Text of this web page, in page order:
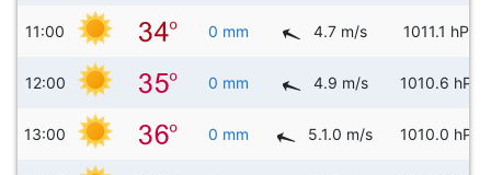
11:00 0 mm 4.7 m/s 1011.1 hPa
12:00 0 mm 4.9 m/s 1010.6 hPa
13:00 0 mm 5.1.0 m/s 1010.0 hPa